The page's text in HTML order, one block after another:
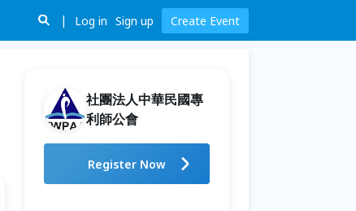
Log in Sign up Create Event
社團法人中華民國專
利師公會
遊競賽(含深耕課程)
2026.05.15 (Fri) 08:30 - 09.19
Register Now